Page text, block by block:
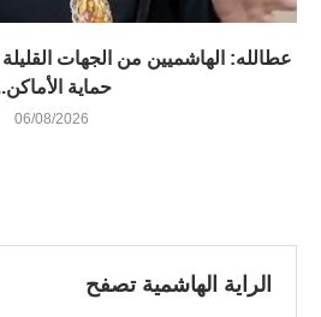
عطالله: الهاشميين من الجهات
حماية
06/08/2026
الراية الهاشمية تصفح